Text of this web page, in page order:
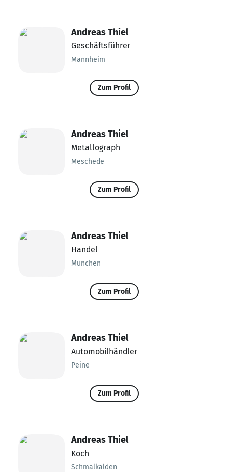
Andreas Thiel
Geschäftsführer
Mannheim
Zum Profil
Andreas Thiel
Metallograph
Meschede
Zum Profil
Andreas Thiel
Handel
München
Zum Profil
Andreas Thiel
Automobilhändler
Peine
Zum Profil
Andreas Thiel
Koch
Schmalkalden